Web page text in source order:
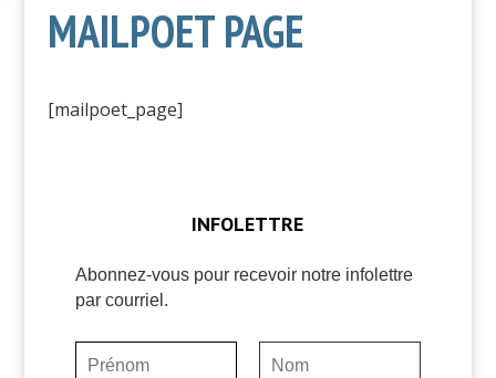
MAILPOET PAGE
[mailpoet_page]
INFOLETTRE
Abonnez-vous pour recevoir notre infolettre
par courriel.